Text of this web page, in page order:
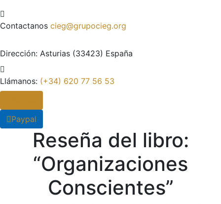
Contactanos cieg@grupocieg.org
Dirección: Asturias (33423) España
Llámanos: (+34) 620 77 56 53
Paypal
Reseña del libro:
“Organizaciones
Conscientes”